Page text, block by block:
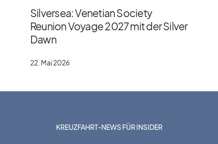
Silversea: Venetian Society
Reunion Voyage 2027 mit der Silver
Dawn
22. Mai 2026